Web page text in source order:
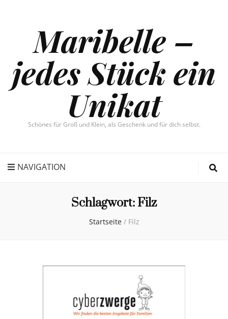
Maribelle –
jedes Stück ein
Unikat
Schönes für Groß und Klein, als Geschenk und für dich selbst.
NAVIGATION
Schlagwort:Filz
Startseite / Filz